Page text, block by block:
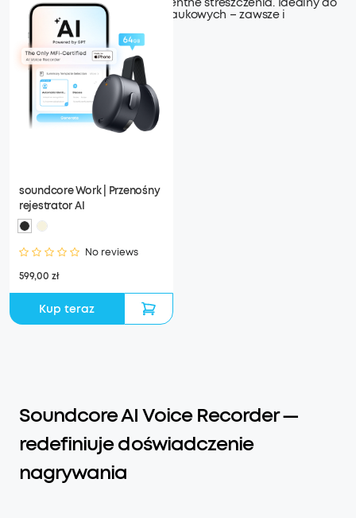
spotkań, wywiadów i sesji naukowych – zawsze i
wszędzie.
soundcore Work | Przenośny
rejestrator AI
No reviews
599,00 zł
Kup teraz
Soundcore AI Voice Recorder —
redefiniuje doświadczenie
nagrywania